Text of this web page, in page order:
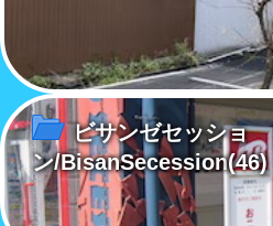
ビサンゼセッショ
ン/BisanSecession(46)